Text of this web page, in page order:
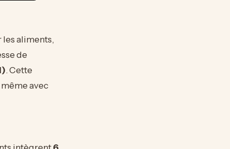
aliments,
de
. Cette
avec